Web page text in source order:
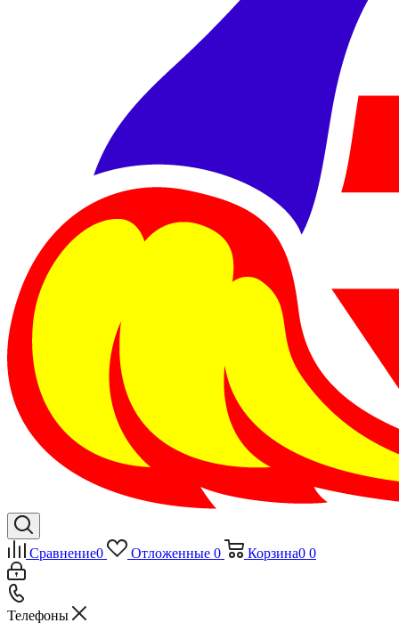
Сравнение0 Отложенные 0 Корзина0 0
Телефоны